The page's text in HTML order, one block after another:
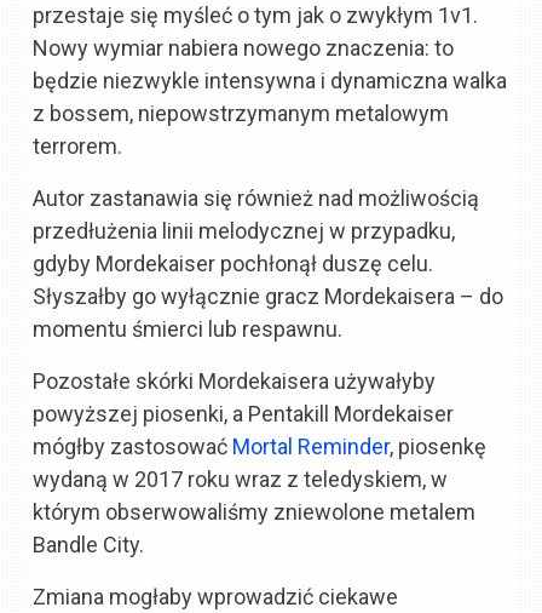
przestaje się myśleć o tym jak o zwykłym 1v1.
Nowy wymiar nabiera nowego znaczenia: to
będzie niezwykle intensywna i dynamiczna walka
z bossem, niepowstrzymanym metalowym
terrorem.
Autor zastanawia się również nad możliwością
przedłużenia linii melodycznej w przypadku,
gdyby Mordekaiser pochłonął duszę celu.
Słyszałby go wyłącznie gracz Mordekaisera – do
momentu śmierci lub respawnu.
Pozostałe skórki Mordekaisera używałyby
powyższej piosenki, a Pentakill Mordekaiser
mógłby zastosować Mortal Reminder, piosenkę
wydaną w 2017 roku wraz z teledyskiem, w
którym obserwowaliśmy zniewolone metalem
Bandle City.
Zmiana mogłaby wprowadzić ciekawe